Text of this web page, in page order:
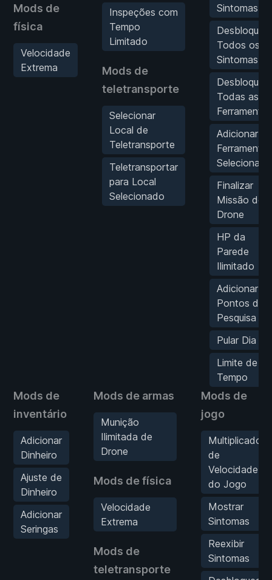
Mods de
física
Velocidade
Extrema
Inspeções com
Tempo
Limitado
Mods de
teletransporte
Selecionar
Local de
Teletransporte
Teletransportar
para Local
Selecionado
Sintomas
Desbloquear
Todos os
Sintomas
Desbloquear
Todas as
Ferramentas
Adicionar
Ferramenta
Selecionada
Finalizar
Missão do
Drone
HP da
Parede
Ilimitado
Adicionar
Pontos de
Pesquisa
Pular Dia
Limite de
Tempo
Mods de
inventário
Adicionar
Dinheiro
Ajuste de
Dinheiro
Adicionar
Seringas
Mods de armas
Munição
Ilimitada de
Drone
Mods de física
Velocidade
Extrema
Mods de
teletransporte
Mods de
jogo
Multiplicador
de
Velocidade
do Jogo
Mostrar
Sintomas
Reexibir
Sintomas